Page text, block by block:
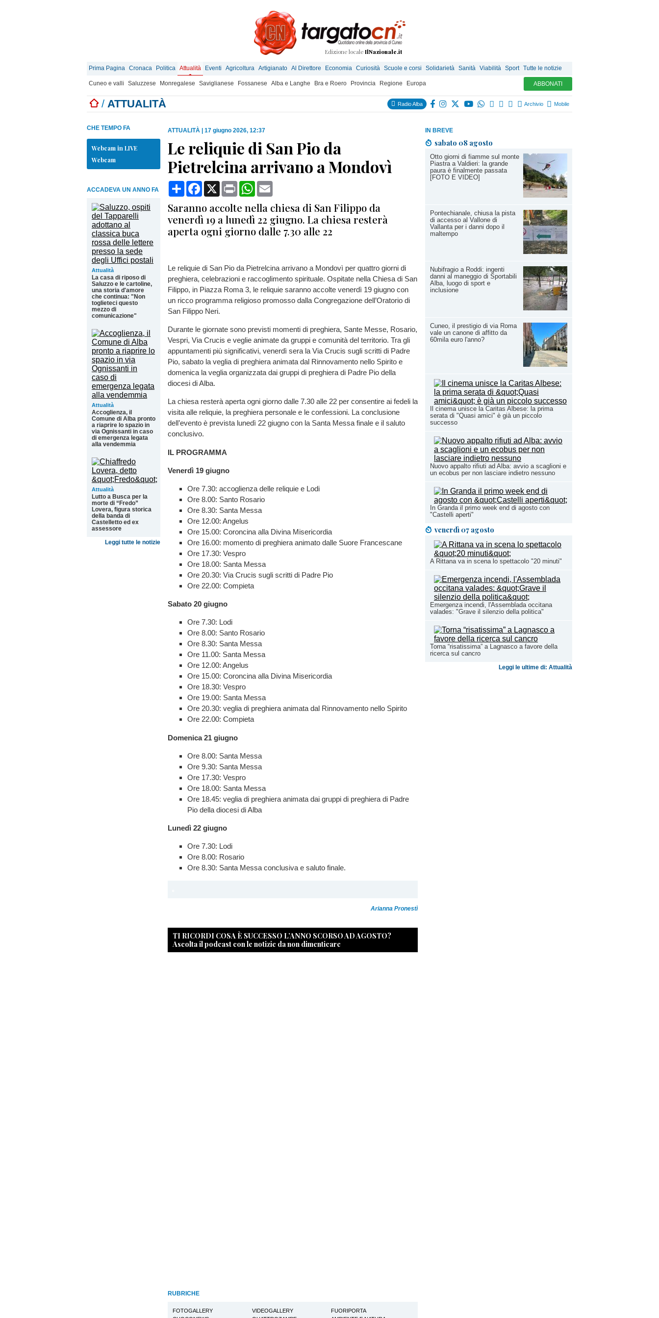
Edizione locale IlNazionale.it
Prima Pagina Cronaca Politica Attualità Eventi Agricoltura Artigianato Al Direttore Economia Curiosità Scuole e corsi Solidarietà Sanità Viabilità Sport Tutte le notizie
Cuneo e valli Saluzzese Monregalese Saviglianese Fossanese Alba e Langhe Bra e Roero Provincia Regione Europa ABBONATI
/ ATTUALITÀ Radio Alba Archivio Mobile
IN BREVE
sabato 08 agosto
Otto giorni di fiamme sul monte
Piastra a Valdieri: la grande
paura è finalmente passata
[FOTO E VIDEO]
Pontechianale, chiusa la pista
di accesso al Vallone di
Vallanta per i danni dopo il
maltempo
Nubifragio a Roddi: ingenti
danni al maneggio di Sportabili
Alba, luogo di sport e
inclusione
Cuneo, il prestigio di via Roma
vale un canone di affitto da
60mila euro l'anno?
Il cinema unisce la Caritas Albese: la prima
serata di "Quasi amici" è già un piccolo
successo
Nuovo appalto rifiuti ad Alba: avvio a scaglioni e
un ecobus per non lasciare indietro nessuno
In Granda il primo week end di agosto con
"Castelli aperti"
venerdì 07 agosto
A Rittana va in scena lo spettacolo "20 minuti"
Emergenza incendi, l'Assemblada occitana
valades: "Grave il silenzio della politica"
Torna “risatissima” a Lagnasco a favore della
ricerca sul cancro
Leggi le ultime di: Attualità
CHE TEMPO FA
Webcam in LIVE
Webcam
ACCADEVA UN ANNO FA
Attualità
La casa di riposo di
Saluzzo e le cartoline,
una storia d'amore
che continua: "Non
toglieteci questo
mezzo di
comunicazione"
Attualità
Accoglienza, il
Comune di Alba pronto
a riaprire lo spazio in
via Ognissanti in caso
di emergenza legata
alla vendemmia
Attualità
Lutto a Busca per la
morte di “Fredo”
Lovera, figura storica
della banda di
Castelletto ed ex
assessore
Leggi tutte le notizie
ATTUALITÀ 17 giugno 2026, 12:37
Le reliquie di San Pio da
Pietrelcina arrivano a Mondovì
CondividiFacebook
X Print WhatsApp
Saranno accolte nella chiesa di San Filippo da
venerdì 19 a lunedì 22 giugno. La chiesa resterà
aperta ogni giorno dalle 7.30 alle 22
Le reliquie di San Pio da Pietrelcina arrivano a Mondovì per quattro giorni di
preghiera, celebrazioni e raccoglimento spirituale. Ospitate nella Chiesa di San
Filippo, in Piazza Roma 3, le reliquie saranno accolte venerdì 19 giugno con
un ricco programma religioso promosso dalla Congregazione dell’Oratorio di
San Filippo Neri.
Durante le giornate sono previsti momenti di preghiera, Sante Messe, Rosario,
Vespri, Via Crucis e veglie animate da gruppi e comunità del territorio. Tra gli
appuntamenti più significativi, venerdì sera la Via Crucis sugli scritti di Padre
Pio, sabato la veglia di preghiera animata dal Rinnovamento nello Spirito e
domenica la veglia organizzata dai gruppi di preghiera di Padre Pio della
diocesi di Alba.
La chiesa resterà aperta ogni giorno dalle 7.30 alle 22 per consentire ai fedeli la
visita alle reliquie, la preghiera personale e le confessioni. La conclusione
dell’evento è prevista lunedì 22 giugno con la Santa Messa finale e il saluto
conclusivo.
IL PROGRAMMA
Venerdì 19 giugno
Ore 7.30: accoglienza delle reliquie e Lodi
Ore 8.00: Santo Rosario
Ore 8.30: Santa Messa
Ore 12.00: Angelus
Ore 15.00: Coroncina alla Divina Misericordia
Ore 16.00: momento di preghiera animato dalle Suore Francescane
Ore 17.30: Vespro
Ore 18.00: Santa Messa
Ore 20.30: Via Crucis sugli scritti di Padre Pio
Ore 22.00: Compieta
Sabato 20 giugno
Ore 7.30: Lodi
Ore 8.00: Santo Rosario
Ore 8.30: Santa Messa
Ore 11.00: Santa Messa
Ore 12.00: Angelus
Ore 15.00: Coroncina alla Divina Misericordia
Ore 18.30: Vespro
Ore 19.00: Santa Messa
Ore 20.30: veglia di preghiera animata dal Rinnovamento nello Spirito
Ore 22.00: Compieta
Domenica 21 giugno
Ore 8.00: Santa Messa
Ore 9.30: Santa Messa
Ore 17.30: Vespro
Ore 18.00: Santa Messa
Ore 18.45: veglia di preghiera animata dai gruppi di preghiera di Padre
Pio della diocesi di Alba
Lunedì 22 giugno
Ore 7.30: Lodi
Ore 8.00: Rosario
Ore 8.30: Santa Messa conclusiva e saluto finale.
Arianna Pronestì
TI RICORDI COSA È SUCCESSO L’ANNO SCORSO AD AGOSTO?
Ascolta il podcast con le notizie da non dimenticare
RUBRICHE
FOTOGALLERY VIDEOGALLERY
FUORIPORTA